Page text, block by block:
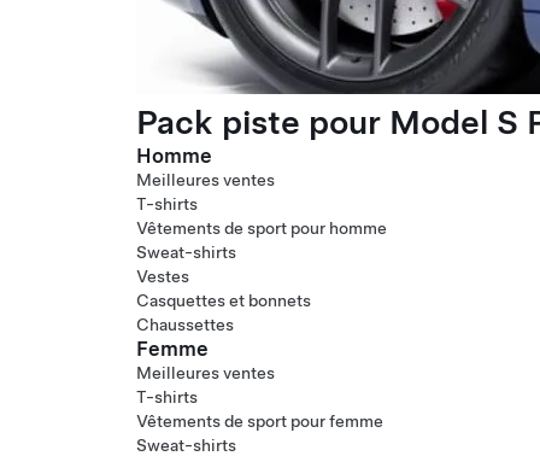
Pack piste pour Model S
Homme
Meilleures ventes
T-shirts
Vêtements de sport pour homme
Sweat-shirts
Vestes
Casquettes et bonnets
Chaussettes
Femme
Meilleures ventes
T-shirts
Vêtements de sport pour femme
Sweat-shirts